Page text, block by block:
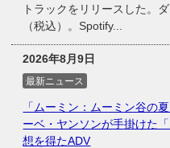
トラックをリリースした。
（税込）。Spotify...
2026年8月9日
最新ニュース
「ムーミン：ムーミン谷の
ーベ・ヤンソンが手掛けた
想を得たADV